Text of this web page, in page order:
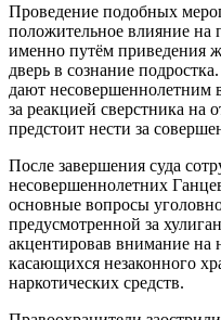
Проведение подобных
положительное влияние на
именно путём приведения
дверь в сознание
дают несовершеннолетним
за реакцией сверстника на
предстоит нести за
После завершения суда
несовершеннолетних
основные вопросы
предусмотренной за
акцентировав внимание на
касающихся незаконного
наркотических средств.